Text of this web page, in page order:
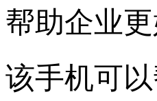
帮助企业
该手机可